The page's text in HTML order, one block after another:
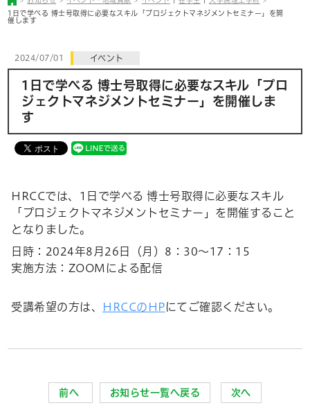
1日で学べる 博士号取得に必要なスキル「プロジェクトマネジメントセミナー」を開
催します
2024/07/01 イベント
1日で学べる 博士号取得に必要なスキル「プロ
ジェクトマネジメントセミナー」を開催しま
す
HRCCでは、 1 日で学べる 博士号取得に必要なスキル
「プロジェクトマネジメントセミナー」を開催すること
となりました。
日時：2024年8月26日（月）8：30～17：15
実施方法：ZOOMによる配信
受講希望の方は、 HRCCのHPにてご確認ください。
前へ お知らせ一覧へ戻る 次へ